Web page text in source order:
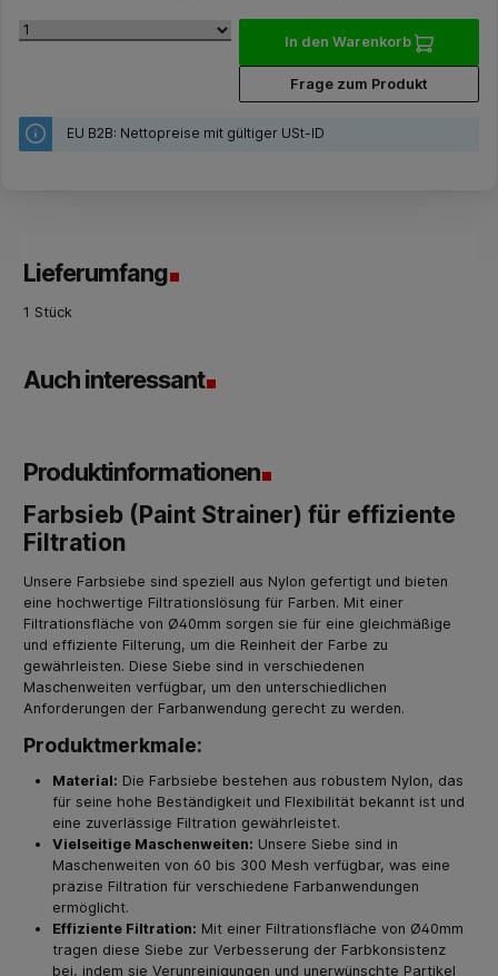
In den Warenkorb
Frage zum Produkt
EU B2B: Nettopreise mit gültiger USt-ID
Lieferumfang
1 Stück
Auch interessant
Produktinformationen
Farbsieb (Paint Strainer) für effiziente
Filtration
Unsere Farbsiebe sind speziell aus Nylon gefertigt und bieten
eine hochwertige Filtrationslösung für Farben. Mit einer
Filtrationsfläche von Ø40mm sorgen sie für eine gleichmäßige
und effiziente Filterung, um die Reinheit der Farbe zu
gewährleisten. Diese Siebe sind in verschiedenen
Maschenweiten verfügbar, um den unterschiedlichen
Anforderungen der Farbanwendung gerecht zu werden.
Produktmerkmale:
Material: Die Farbsiebe bestehen aus robustem Nylon, das
für seine hohe Beständigkeit und Flexibilität bekannt ist und
eine zuverlässige Filtration gewährleistet.
Vielseitige Maschenweiten: Unsere Siebe sind in
Maschenweiten von 60 bis 300 Mesh verfügbar, was eine
präzise Filtration für verschiedene Farbanwendungen
ermöglicht.
Effiziente Filtration: Mit einer Filtrationsfläche von Ø40mm
tragen diese Siebe zur Verbesserung der Farbkonsistenz
bei, indem sie Verunreinigungen und unerwünschte Partikel